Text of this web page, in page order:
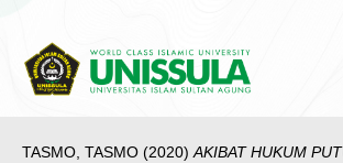
TASMO, TASMO (2020)AKIBAT HUKUM